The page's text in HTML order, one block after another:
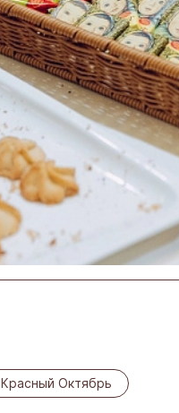
Красный Октябрь